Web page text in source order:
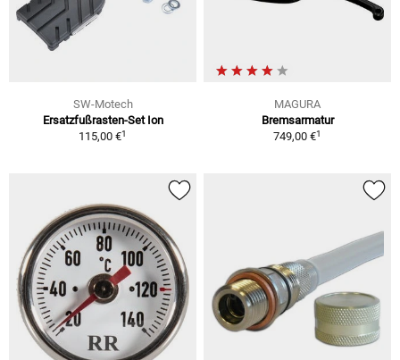
SW-Motech
Ersatzfußrasten-Set Ion
115,00 €1
MAGURA
Bremsarmatur
749,00 €1